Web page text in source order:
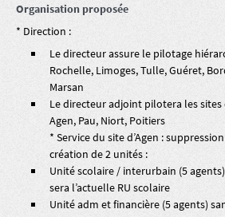
Organisation proposée
* Direction :
Le directeur assure le pilotage
Rochelle, Limoges, Tulle, Guéret,
Marsan
Le directeur adjoint pilotera les sites
Agen, Pau, Niort, Poitiers
* Service du site d’Agen :
création de 2 unités :
Unité scolaire / interurbain (5
sera l’actuelle RU scolaire
Unité adm et financière (5 agents)